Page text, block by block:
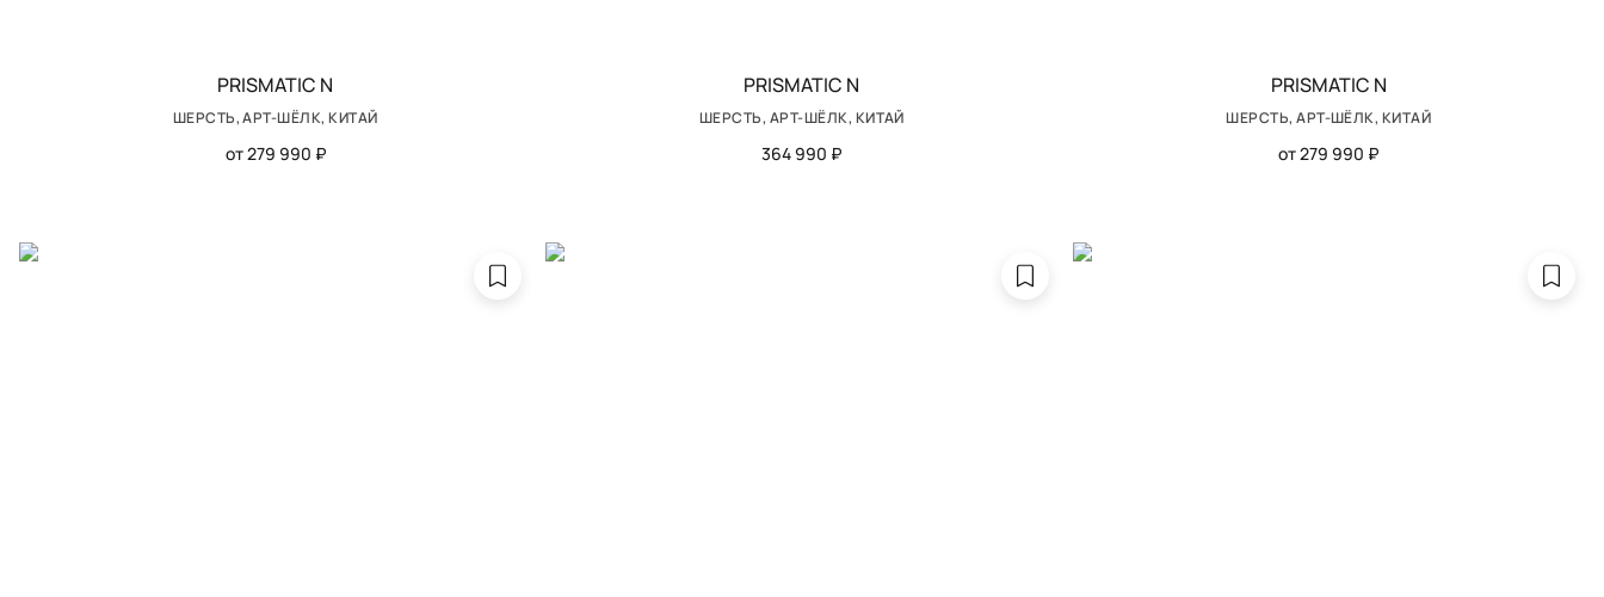
PRISMATIC N
ШЕРСТЬ, АРТ-ШЁЛК, КИТАЙ
от 279 990 ₽
PRISMATIC N
ШЕРСТЬ, АРТ-ШЁЛК, КИТАЙ
364 990 ₽
PRISMATIC N
ШЕРСТЬ, АРТ-ШЁЛК, КИТАЙ
от 279 990 ₽